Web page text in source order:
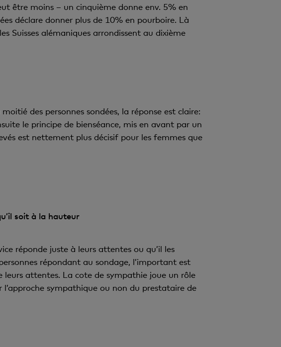
être moins – un cinquième donne env. 5% en
déclare donner plus de 10% en pourboire. Là
Suisses alémaniques arrondissent au dixième
des personnes sondées, la réponse est claire:
le principe de bienséance, mis en avant par un
est nettement plus décisif pour les femmes que
soit à la hauteur
réponde juste à leurs attentes ou qu’il les
répondant au sondage, l’important est
leurs attentes. La cote de sympathie joue un rôle
sympathique ou non du prestataire de